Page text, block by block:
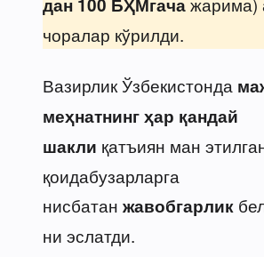
чоралар кўрилди.
Вазирлик Ўзбекистонда
меҳнатнинг ҳар қандай
шакли қатъиян ман
қоидабузарларга
нисбатан жавобгарлик
ни эслатди.